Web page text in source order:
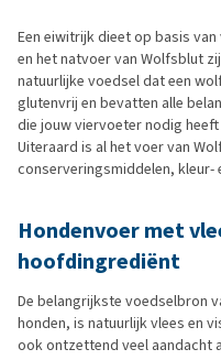
Een eiwitrijk dieet op basis
en het natvoer van Wolfsblut
natuurlijke voedsel dat een
glutenvrij en bevatten alle
die jouw viervoeter nodig
Uiteraard is al het voer van
conserveringsmiddelen, kleur-
Hondenvoer met
hoofdingrediënt
De belangrijkste voedselbron
honden, is natuurlijk vlees en
ook ontzettend veel aandacht